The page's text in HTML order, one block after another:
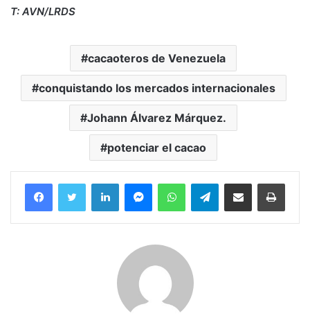
T: AVN/LRDS
cacaoteros de Venezuela
conquistando los mercados internacionales
Johann Álvarez Márquez.
potenciar el cacao
FacebookTwitter LinkedInMessengerWhatsAppTelegramCompartir por correo electrónico